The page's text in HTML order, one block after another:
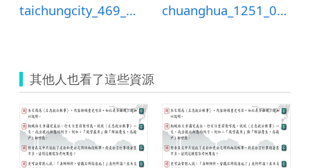
taichungcity_469_教案.doc chuanghua_1251_01井底之蛙.doc
其他人也看了這些資源